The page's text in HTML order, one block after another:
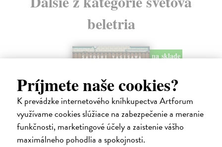
Príjmete naše cookies?
K prevádzke internetového kníhkupectva Artforum
využívame cookies slúžiace na zabezpečenie a meranie
funkčnosti, marketingové účely a zaistenie vášho
maximálneho pohodlia a spokojnosti.
beletria
na sklade